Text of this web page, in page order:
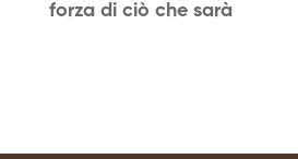
forza di ciò che sarà